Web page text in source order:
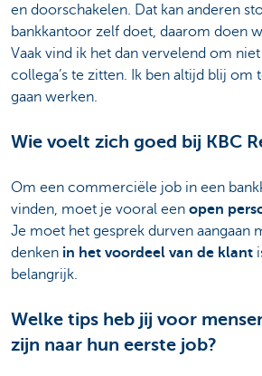
en doorschakelen. Dat kan anderen
bankkantoor zelf doet, daarom doen
Vaak vind ik het dan vervelend om
collega’s te zitten. Ik ben altijd blij om
gaan werken.
Wie voelt zich goed bij KBC
Om een commerciële job in een
vinden, moet je vooral een open
Je moet het gesprek durven aangaan
denken in het voordeel van de klant
belangrijk.
Welke tips heb jij voor
zijn naar hun eerste job?